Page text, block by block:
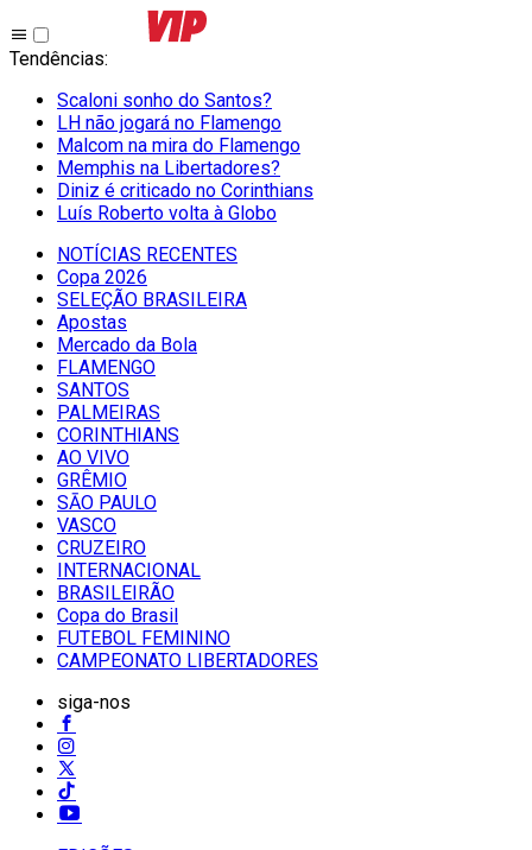
Tendências:
Scaloni sonho do Santos?
LH não jogará no Flamengo
Malcom na mira do Flamengo
Memphis na Libertadores?
Diniz é criticado no Corinthians
Luís Roberto volta à Globo
NOTÍCIAS RECENTES
Copa 2026
SELEÇÃO BRASILEIRA
Apostas
Mercado da Bola
FLAMENGO
SANTOS
PALMEIRAS
CORINTHIANS
AO VIVO
GRÊMIO
SĀO PAULO
VASCO
CRUZEIRO
INTERNACIONAL
BRASILEIRÃO
Copa do Brasil
FUTEBOL FEMININO
CAMPEONATO LIBERTADORES
siga-nos